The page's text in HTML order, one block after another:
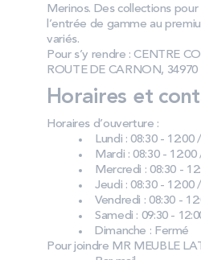
Merinos. Des collections
l’entrée de gamme au
variés.
Pour s’y rendre : CENTRE
ROUTE DE CARNON, 34970
Horaires et
Horaires d’ouverture :
Lundi : 08:30 - 12:00
Mardi : 08:30 - 12:00
Mercredi : 08:30 -
Jeudi : 08:30 - 12:00
Vendredi : 08:30 -
Samedi : 09:30 -
Dimanche : Fermé
Pour joindre MR MEUBLE